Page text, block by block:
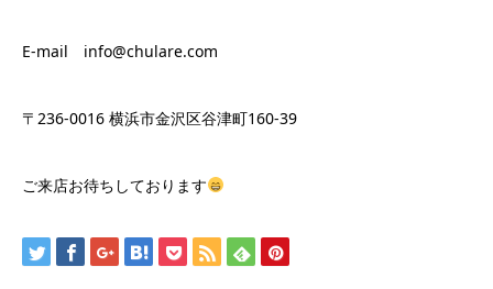
E-mail info@chulare.com
〒236-0016 横浜市金沢区谷津町160-39
ご来店お待ちしております